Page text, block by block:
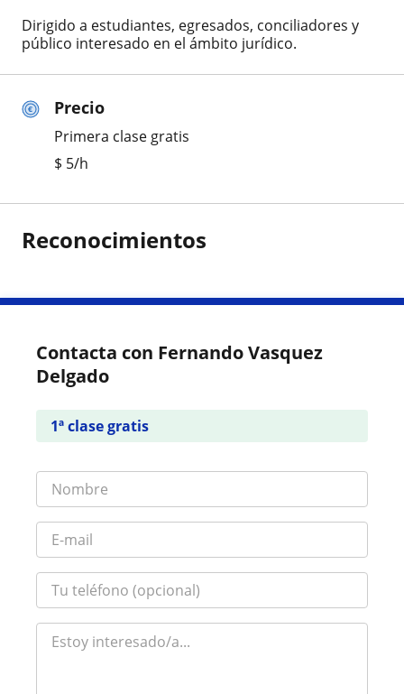
Precio
Primera clase gratis
$ 5/h
Dirigido a estudiantes, egresados, conciliadores y
público interesado en el ámbito jurídico.
Reconocimientos
Contacta con Fernando Vasquez
Delgado
1ª clase gratis